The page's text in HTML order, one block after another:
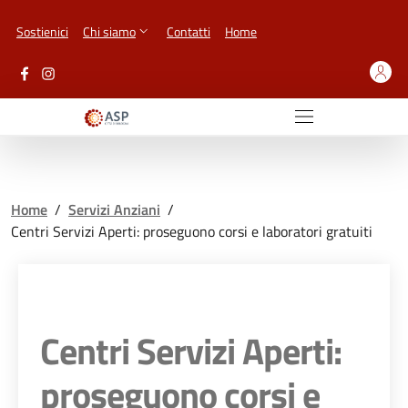
Sostienici Chi siamo Contatti Home
Home / Servizi Anziani /
Centri Servizi Aperti: proseguono corsi e laboratori gratuiti
Centri Servizi Aperti:
proseguono corsi e